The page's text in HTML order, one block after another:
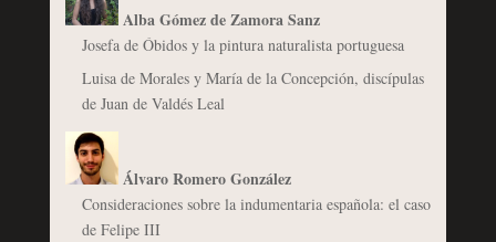
Alba Gómez de Zamora Sanz
Josefa de Óbidos y la pintura naturalista portuguesa
Luisa de Morales y María de la Concepción, discípulas
de Juan de Valdés Leal
Álvaro Romero González
Consideraciones sobre la indumentaria española: el caso
de Felipe III